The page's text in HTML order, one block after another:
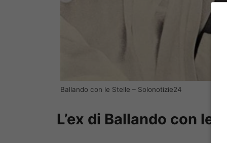
Ballando con le Stelle – Solonotizie24
L’ex di Ballando con le